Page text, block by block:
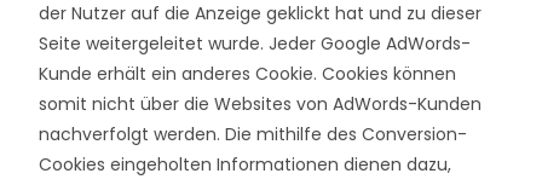
der Nutzer auf die Anzeige geklickt hat und zu dieser
Seite weitergeleitet wurde. Jeder Google AdWords-
Kunde erhält ein anderes Cookie. Cookies können
somit nicht über die Websites von AdWords-Kunden
nachverfolgt werden. Die mithilfe des Conversion-
Cookies eingeholten Informationen dienen dazu,